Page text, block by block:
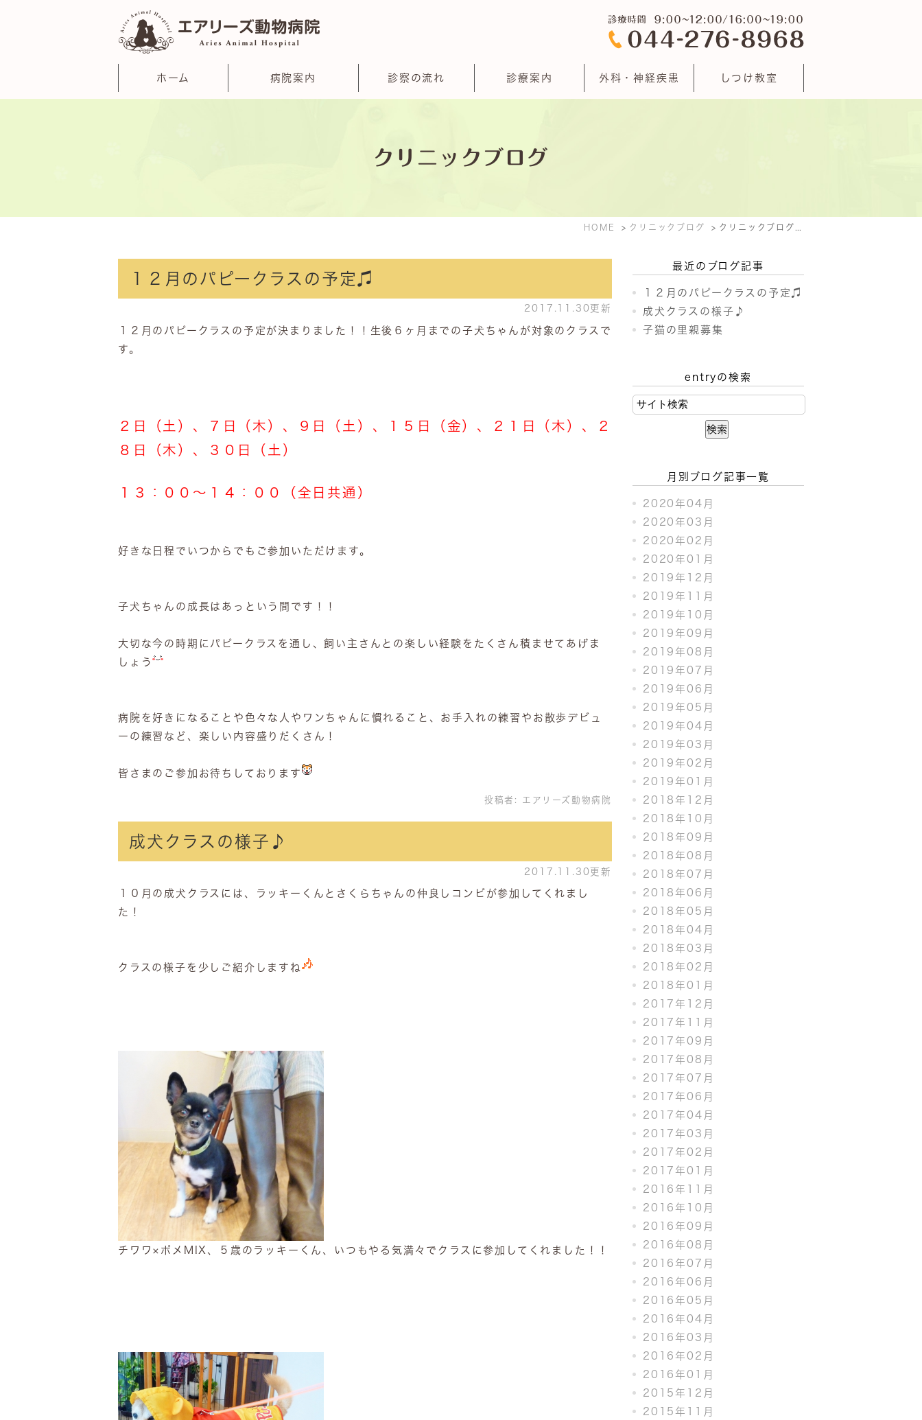
ホーム 病院案内 診察の流れ 診療案内 外科・神経疾患 しつけ教室
クリニックブログ
HOME クリニックブログ
１２月のパピークラスの予定♫
2017.11.30更新
１２月のパピークラスの予定が決まりました！！生後６ヶ月までの子犬ちゃんが対象のクラスで
す。
２日（土）、７日（木）、９日（土）、１５日（金）、２１日（木）、２
８日（木）、３０日（土）
１３：００～１４：００（全日共通）
好きな日程でいつからでもご参加いただけます。
子犬ちゃんの成長はあっという間です！！
大切な今の時期にパピークラスを通し、飼い主さんとの楽しい経験をたくさん積ませてあげま
しょう
病院を好きになることや色々な人やワンちゃんに慣れること、お手入れの練習やお散歩デビュ
ーの練習など、楽しい内容盛りだくさん！
皆さまのご参加お待ちしております
投稿者: エアリーズ動物病院
成犬クラスの様子♪
2017.11.30更新
１０月の成犬クラスには、ラッキーくんとさくらちゃんの仲良しコンビが参加してくれまし
た！
クラスの様子を少しご紹介しますね
チワワ×ポメMIX、５歳のラッキーくん、いつもやる気満々でクラスに参加してくれました！！
最近のブログ記事
１２月のパピークラスの予定♫
成犬クラスの様子♪
子猫の里親募集
entryの検索
月別ブログ記事一覧
2020年04月
2020年03月
2020年02月
2020年01月
2019年12月
2019年11月
2019年10月
2019年09月
2019年08月
2019年07月
2019年06月
2019年05月
2019年04月
2019年03月
2019年02月
2019年01月
2018年12月
2018年10月
2018年09月
2018年08月
2018年07月
2018年06月
2018年05月
2018年04月
2018年03月
2018年02月
2018年01月
2017年12月
2017年11月
2017年09月
2017年08月
2017年07月
2017年06月
2017年04月
2017年03月
2017年02月
2017年01月
2016年11月
2016年10月
2016年09月
2016年08月
2016年07月
2016年06月
2016年05月
2016年04月
2016年03月
2016年02月
2016年01月
2015年12月
2015年11月